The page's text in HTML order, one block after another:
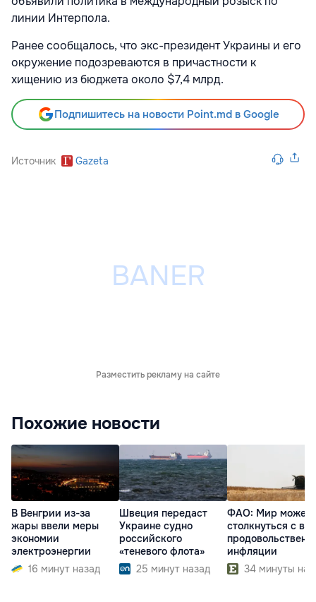
линии Интерпола.
Ранее сообщалось, что экс-президент Украины и его
окружение подозреваются в причастности к
хищению из бюджета около $7,4 млрд.
Подпишитесь на новости Point.md в Google
Источник Gazeta
Разместить рекламу на сайте
Похожие новости
В Венгрии из-за
жары ввели меры
экономии
электроэнергии
16 минут назад
Швеция передаст
Украине судно
российского
«теневого флота»
25 минут назад
ФАО: Мир может
столкнуться с
инфляции
34 минуты